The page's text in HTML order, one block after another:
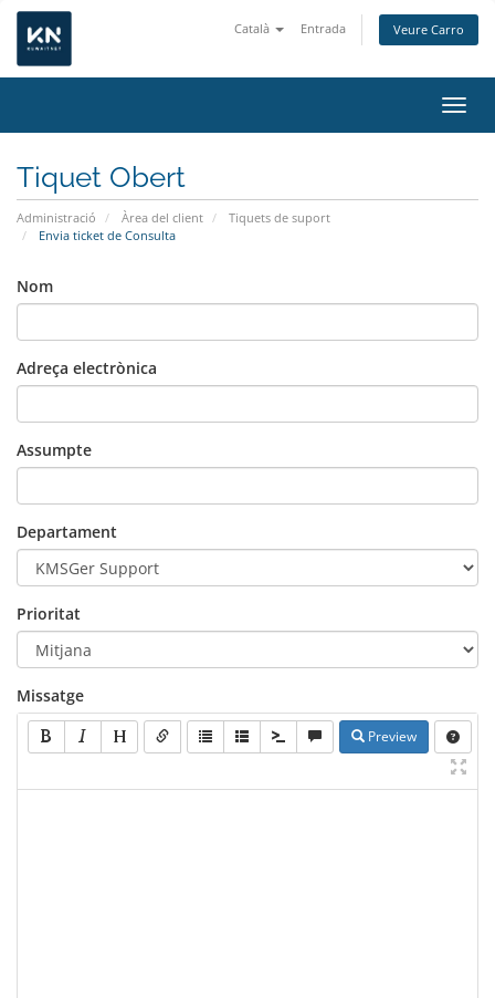
Català Entrada Veure Carro
Tiquet Obert
Administració Àrea del client
Tiquets de suport
Envia ticket de Consulta
Nom
Adreça electrònica
Assumpte
Departament
Prioritat
Missatge
Preview